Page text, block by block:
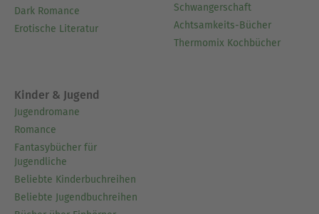
Dark Romance
Erotische Literatur
Schwangerschaft
Achtsamkeits-Bücher
Thermomix Kochbücher
Kinder & Jugend
Jugendromane
Romance
Fantasybücher für
Jugendliche
Beliebte Kinderbuchreihen
Beliebte Jugendbuchreihen